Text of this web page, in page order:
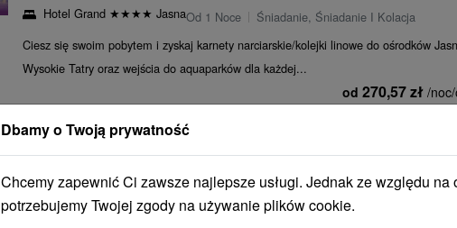
Hotel Grand ★★★★ JasnaOd 1 Noce
Śniadanie, Śniadanie I Kolacja
Ciesz się swoim pobytem i zyskaj karnety narciarskie/kolejki linowe do ośrodków
Wysokie Tatry oraz wejścia do aquaparków dla każdej...
od 270,57zł /
3.
Urlop pełen wrażeń w Jasnej: fińskie kąpielisko, tatrzańskie
Hotel Liptov★★Demänovská Dolina -
Jasná
Od 1 Noce
Dbamy o Twoją prywatność
Chcemy zapewnić Ci zawsze najlepsze usługi. Jednak ze względu
potrzebujemy Twojej zgody na używanie plików cookie.